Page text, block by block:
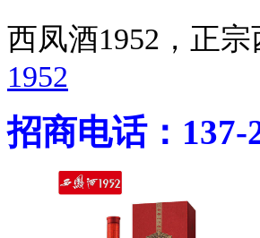
西凤酒1952，正
1952
招商电话：137-